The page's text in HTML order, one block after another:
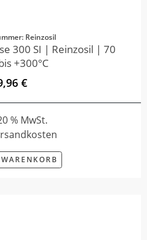
Reinzosil
300 SI | Reinzosil | 70
+300°C
€
% MwSt.